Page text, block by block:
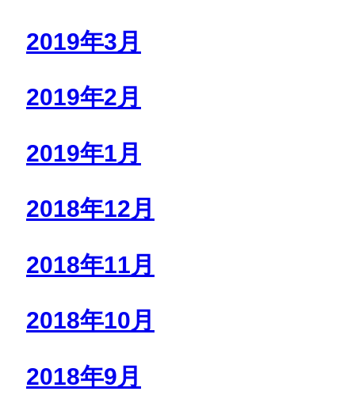
2019年3月
2019年2月
2019年1月
2018年12月
2018年11月
2018年10月
2018年9月